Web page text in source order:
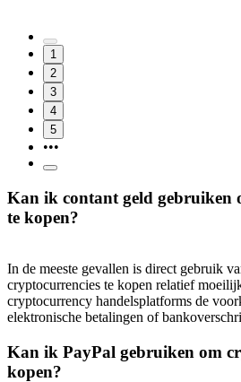
1
2
3
4
5
•••
Kan ik contant geld gebruiken
te kopen?
In de meeste gevallen is direct gebruik
cryptocurrencies te kopen relatief
cryptocurrency handelsplatforms de
elektronische betalingen of
Kan ik PayPal gebruiken om
kopen?